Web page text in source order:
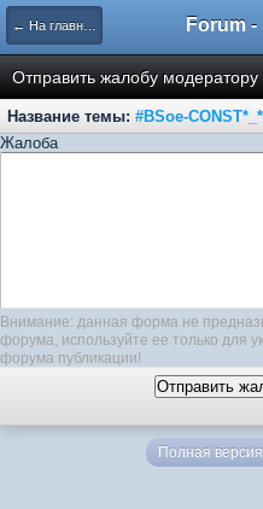
← На главную
Отправить жалобу
Название темы: #BSoe-CONST*_*
Жалоба
Внимание: данная форма не
форума, используйте ее только для
форума публикации!
Полная версия